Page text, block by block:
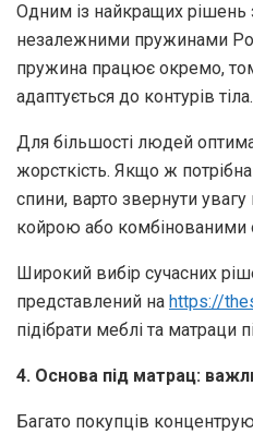
Одним із найкращих
незалежними пружинами
пружина працює окремо,
адаптується до контурів тіла.
Для більшості людей
жорсткість. Якщо ж
спини, варто звернути
койрою або
Широкий вибір сучасних
представлений на https://
підібрати меблі та матраци
4. Основа під матрац:
Багато покупців